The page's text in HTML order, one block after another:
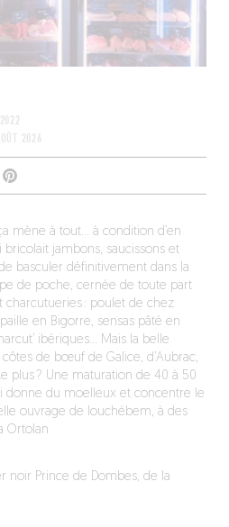
2026
mène à tout… à condition d’en
bricolait jambons, saucissons et
basculer définitivement dans la
de poche, cernée de toute part
charcutueries : poulet de chez
en Bigorre, sensas pâté en
ibériques… Mais la belle
de bœuf de Galice, d’Aubrac,
plus ? Une maturation de 40 à 50
donne du moelleux et concentre le
ouvrage de louchébem, à des
Ortolan
noir Prince de Dombes, de la